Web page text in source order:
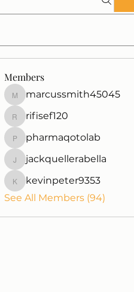
Members
marcussmith45045
marcussmith45045
rifisef120
rifisef120
pharmaqotolab
pharmaqotolab
jackquellerabella
jackquellerabella
kevinpeter9353
kevinpeter9353
See All Members (94)